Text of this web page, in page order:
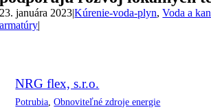
23. januára 2023|Kúrenie-voda-plyn,Voda a
armatúry|
NRG flex, s.r.o.
Potrubia ,Obnoviteľné zdroje energie